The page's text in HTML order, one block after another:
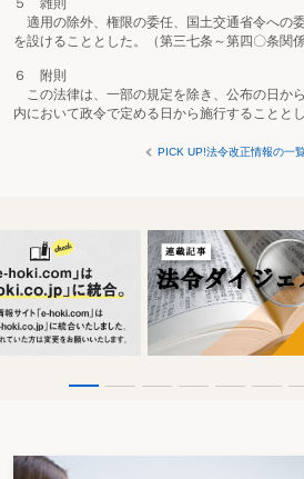
５ 雑則
適用の除外、権限の委任、国土交通省令への
を設けることとした。（第三七条～第四〇条関係
６ 附則
この法律は、一部の規定を除き、公布の日か
内において政令で定める日から施行することとし
PICK UP!法令改正情報の一